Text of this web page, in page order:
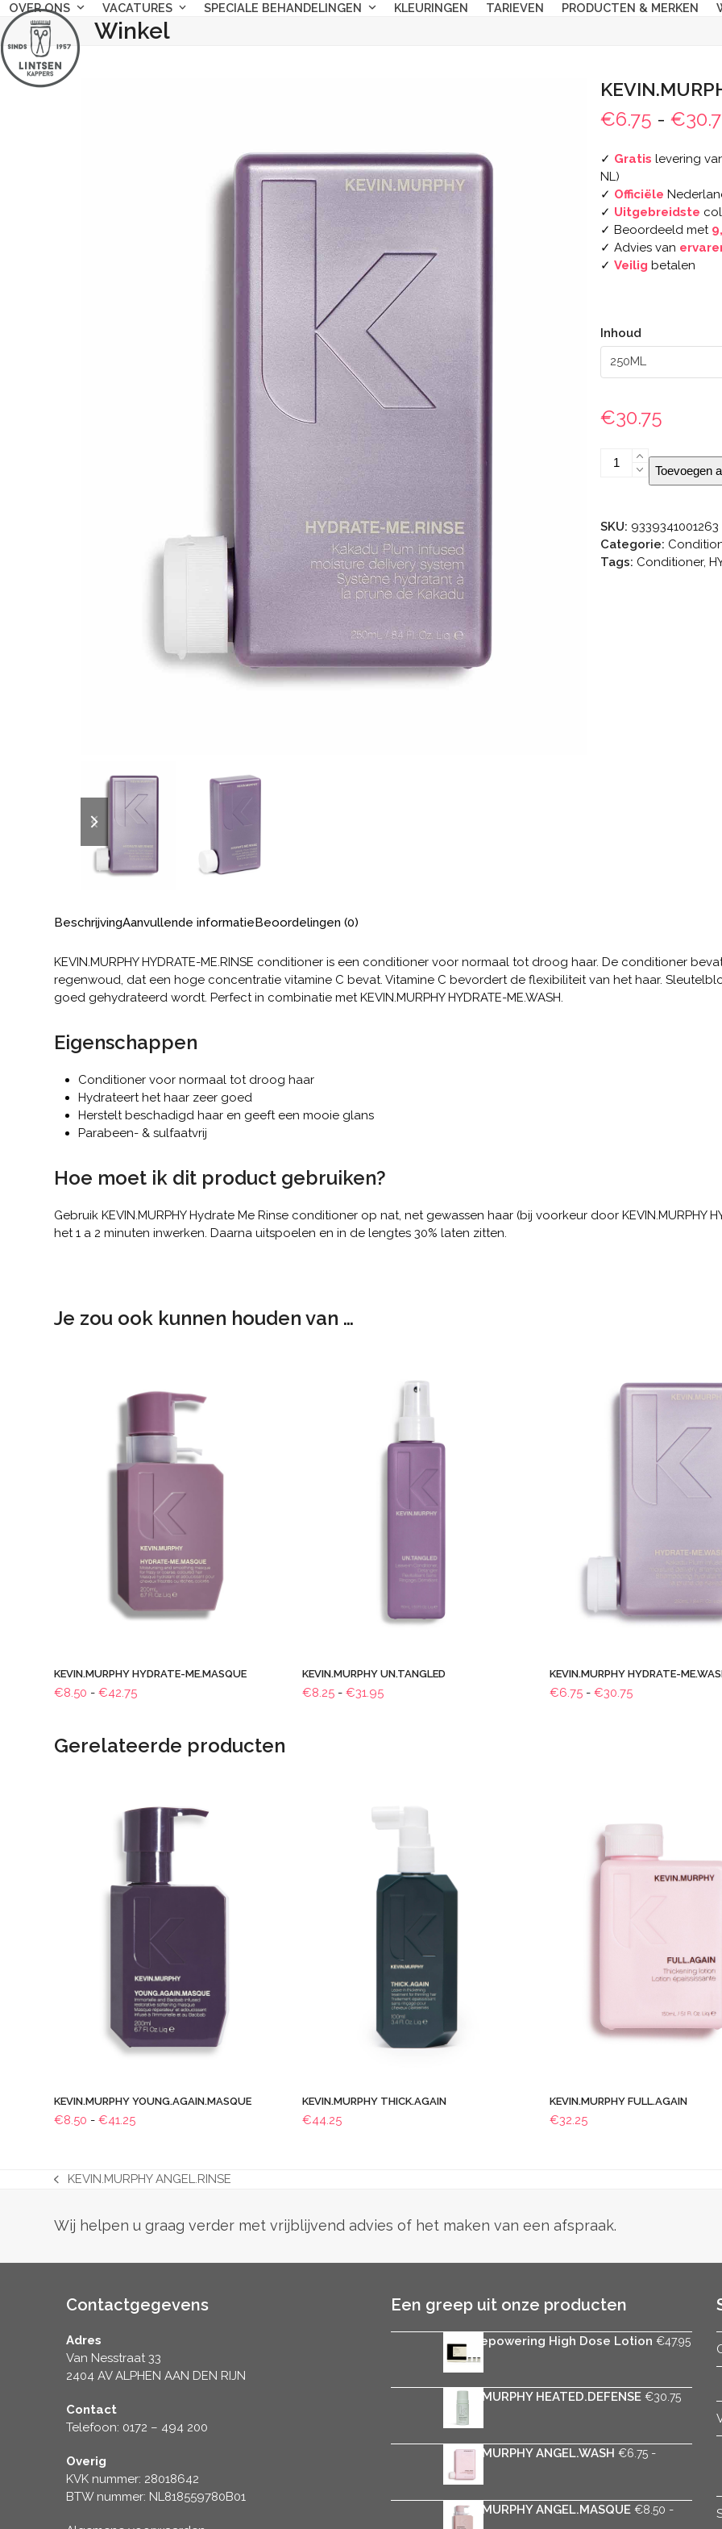
Skip
to
content
OVER ONS VACATURES SPECIALE BEHANDELINGEN KLEURINGEN TARIEVEN PRODUCTEN & MERKEN
Winkel
previous
slide
slide
€6.75 - €
✓ Gratis levering
NL)
✓ Officiële
✓ Uitgebreidste
✓ Beoordeeld met
✓ Advies van
✓ Veilig betalen
Inhoud
€30.75
KEVIN.MURPHY
HYDRATE-Toevoegen
SKU: 9339341001263
Categorie:
Tags: Conditioner,
BeschrijvingAanvullende informatieBeoordelingen (0)
KEVIN.MURPHY HYDRATE-ME.RINSE conditioner is een conditioner voor normaal tot droog haar. De conditioner
regenwoud, dat een hoge concentratie vitamine C bevat. Vitamine C bevordert de flexibiliteit van het haar.
goed gehydrateerd wordt. Perfect in combinatie met KEVIN.MURPHY HYDRATE-ME.WASH.
Eigenschappen
Conditioner voor normaal tot droog haar
Hydrateert het haar zeer goed
Herstelt beschadigd haar en geeft een mooie glans
Parabeen- & sulfaatvrij
Hoe moet ik dit product gebruiken?
Gebruik KEVIN.MURPHY Hydrate Me Rinse conditioner op nat, net gewassen haar (bij voorkeur door KEVIN.MURPHY
het 1 a 2 minuten inwerken. Daarna uitspoelen en in de lengtes 30% laten zitten.
Je zou ook kunnen houden van …
KEVIN.MURPHY HYDRATE-ME.MASQUE
€8.50 - €42.75Prijsklasse:
€42.75
KEVIN.MURPHY UN.TANGLED
€8.25 - €31.95Prijsklasse:
KEVIN.MURPHY HYDRATE-
€6.75 - €30.75Prijsklasse:
Gerelateerde producten
KEVIN.MURPHY YOUNG.AGAIN.MASQUE
€8.50 - €41.25Prijsklasse:
KEVIN.MURPHY THICK.AGAIN
€44.25
KEVIN.MURPHY FULL.AGAIN
€32.25
previous
KEVIN.MURPHY ANGEL.RINSE
Wij helpen u graag verder met vrijblijvend advies of het maken van een afspraak.
Contactgegevens
Adres
Van Nesstraat 33
2404 AV ALPHEN AAN DEN RIJN
Contact
Telefoon: 0172 – 494 200
Overig
KVK nummer: 28018642
BTW nummer: NL818559780B01
Een greep uit onze producten
Rica Repowering High Dose Lotion €47.95
KEVIN.MURPHY HEATED.DEFENSE €30.75
KEVIN.MURPHY ANGEL.WASH €6.75 -
€30.75
€6.75
tot
KEVIN.MURPHY ANGEL.MASQUE €8.50 -